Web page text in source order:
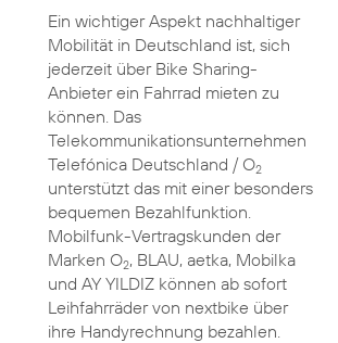
Ein wichtiger Aspekt nachhaltiger
Mobilität in Deutschland ist, sich
jederzeit über Bike Sharing-
Anbieter ein Fahrrad mieten zu
können. Das
Telekommunikationsunternehmen
Telefónica Deutschland / O2
unterstützt das mit einer besonders
bequemen Bezahlfunktion.
Mobilfunk-Vertragskunden der
Marken O2, BLAU, aetka, Mobilka
und AY YILDIZ können ab sofort
Leihfahrräder von nextbike über
ihre Handyrechnung bezahlen.